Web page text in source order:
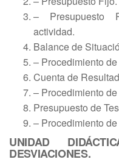
– Presupuesto
actividad.
Balance de
– Procedimiento
Cuenta de
– Procedimiento
Presupuesto de
– Procedimiento
UNIDAD
DESVIACIONES.